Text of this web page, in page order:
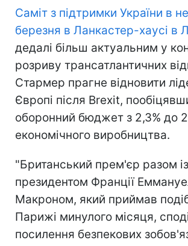
Саміт з підтримки України в
березня в Ланкастер-хаусі в
дедалі більш актуальним у
розриву трансатлантичних
Стармер прагне відновити
Європі після Brexit,
оборонний бюджет з 2,3% до
економічного виробництва.
"Британський прем'єр разом із
президентом Франції
Макроном, який приймав
Парижі минулого місяця,
посилення безпекових